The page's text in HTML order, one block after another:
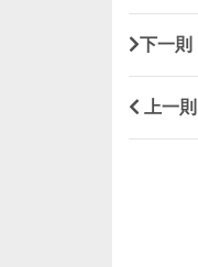
下一則
上一則